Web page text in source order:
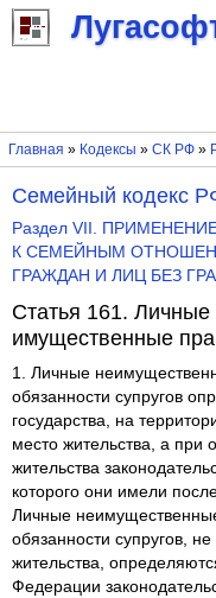
Главная » Кодексы » СК РФ»
Семейный кодекс
Раздел VII.
К СЕМЕЙНЫМ
ГРАЖДАН И ЛИЦ БЕЗ
Статья 161.
имущественные
1. Личные
обязанности супругов
государства, на
место жительства, а при
жительства
которого они имели
Личные
обязанности супругов,
жительства,
Федерации